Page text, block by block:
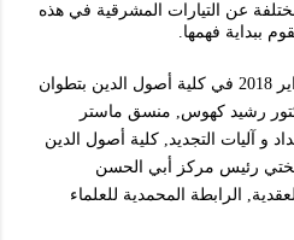
عن التيارات المشرقية في هذه
ببداية فهمها.
سجلت هذه الحلقة في 26 فبراير 2018 في كلية أصول الدين بتطوان
رشيد كهوس, منسق ماستر
و آليات التجديد, كلية أصول الدين
رئيس مركز أبي الحسن
الرابطة المحمدية للعلماء